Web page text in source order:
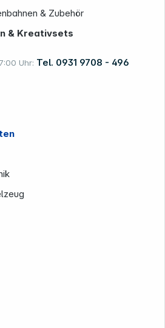
Uhr: Tel. 0931 9708 - 496
& Zubehör
& Kreativsets
Sie uns auf